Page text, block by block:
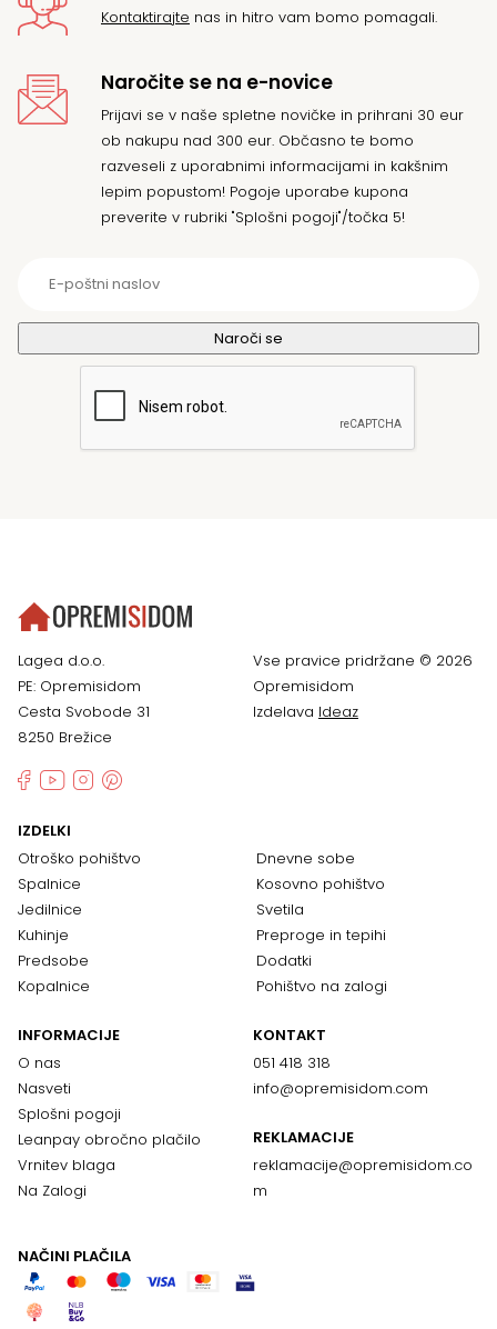
Kontaktirajte nas in hitro vam bomo pomagali.
Naročite se na e-novice
Prijavi se v naše spletne novičke in prihrani 30 eur
ob nakupu nad 300 eur. Občasno te bomo
razveseli z uporabnimi informacijami in kakšnim
lepim popustom! Pogoje uporabe kupona
preverite v rubriki "Splošni pogoji"/točka 5!
Lagea d.o.o.
PE: Opremisidom
Cesta Svobode 31
8250 Brežice
Vse pravice pridržane © 2026
Opremisidom
Izdelava Ideaz
IZDELKI
Otroško pohištvo
Spalnice
Jedilnice
Kuhinje
Predsobe
Kopalnice
Dnevne sobe
Kosovno pohištvo
Svetila
Preproge in tepihi
Dodatki
Pohištvo na zalogi
INFORMACIJE
O nas
Nasveti
Splošni pogoji
Leanpay obročno plačilo
Vrnitev blaga
Na Zalogi
KONTAKT
051 418 318
info@opremisidom.com
REKLAMACIJE
reklamacije@opremisidom.co
m
NAČINI PLAČILA